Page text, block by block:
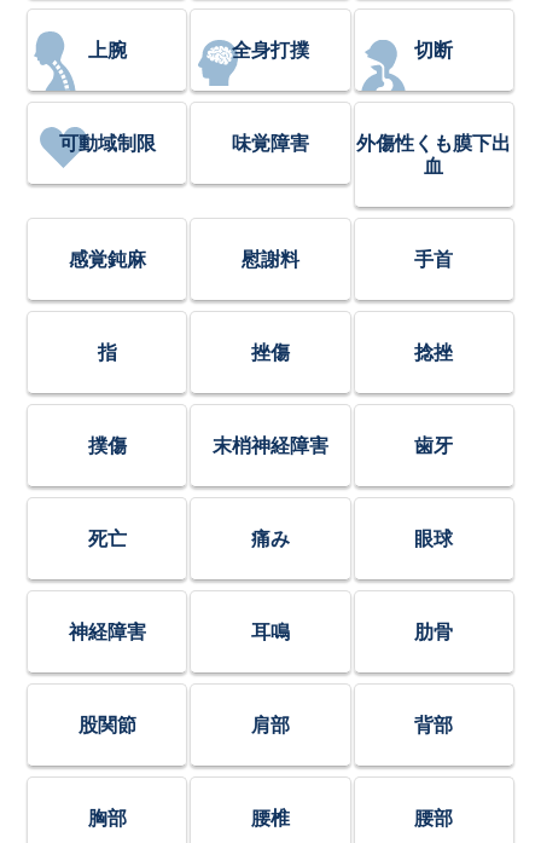
上腕 全身打撲 切断
可動域制限 味覚障害
外傷性くも膜下出
血
感覚鈍麻 慰謝料 手首
指 挫傷 捻挫
撲傷 末梢神経障害 歯牙
死亡 痛み 眼球
神経障害 耳鳴 肋骨
股関節 肩部 背部
胸部 腰椎 腰部